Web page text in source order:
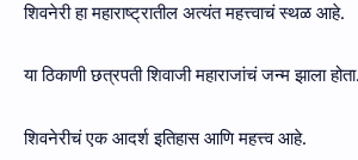
शिवनेरी हा महाराष्ट्रातील अत्यंत महत्त्वाचं स्थळ आहे.
या ठिकाणी छत्रपती शिवाजी महाराजांचं जन्म झाला होता.
शिवनेरीचं एक आदर्श इतिहास आणि महत्त्व आहे.